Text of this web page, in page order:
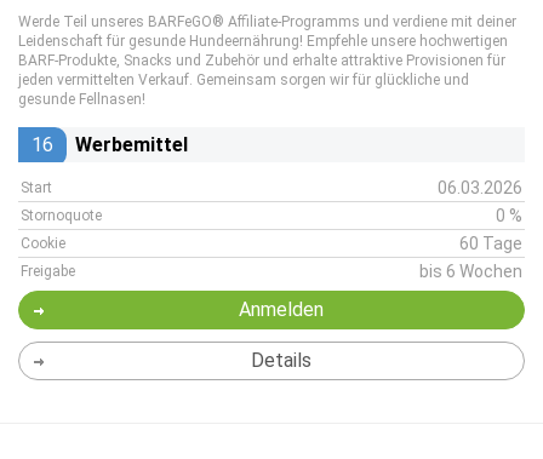
Werde Teil unseres BARFeGO® Affiliate-Programms und verdiene mit deiner
Leidenschaft für gesunde Hundeernährung! Empfehle unsere hochwertigen
BARF-Produkte, Snacks und Zubehör und erhalte attraktive Provisionen für
jeden vermittelten Verkauf. Gemeinsam sorgen wir für glückliche und
gesunde Fellnasen!
16 Werbemittel
Start 06.03.2026
Stornoquote 0 %
Cookie 60 Tage
Freigabe bis 6 Wochen
Anmelden
Details